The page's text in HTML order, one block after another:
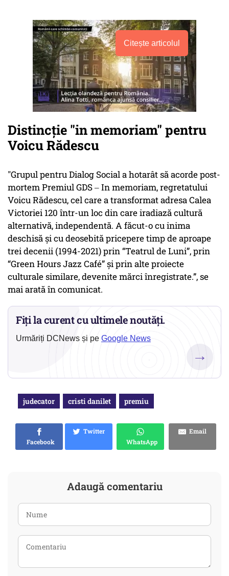
Citește articolul
Distincţie "in memoriam" pentru
Voicu Rădescu
"Grupul pentru Dialog Social a hotarât să acorde post-
mortem Premiul GDS ‒ In memoriam, regretatului
Voicu Rădescu, cel care a transformat adresa Calea
Victoriei 120 într-un loc din care iradiază cultură
alternativă, independentă. A făcut-o cu inima
deschisă și cu deosebită pricepere timp de aproape
trei decenii (1994-2021) prin “Teatrul de Luni”, prin
“Green Hours Jazz Café” şi prin alte proiecte
culturale similare, devenite mărci înregistrate.”, se
mai arată în comunicat.
Fiți la curent cu ultimele noutăți.
Urmăriți DCNews și pe Google News
→
judecator cristi danilet premiu
Facebook
Twitter
WhatsApp
Email
Adaugă comentariu